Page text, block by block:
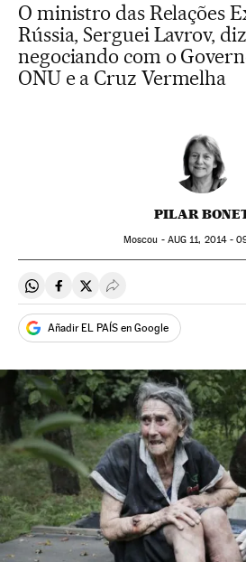
O ministro das Relações
Rússia, Serguei Lavrov,
negociando com o
ONU e a Cruz Vermelha
PILAR
Moscou - AUG 11, 2014 -
Compartir en Whatsapp
Compartir en Facebook
Compartir en Twitter
Desplegar Redes
Añadir EL PAÍS en Google